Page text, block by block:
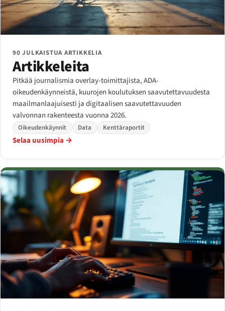
90 JULKAISTUA ARTIKKELIA
Artikkeleita
Pitkää journalismia overlay-toimittajista, ADA-
oikeudenkäynneistä, kuurojen koulutuksen saavutettavuudesta
maailmanlaajuisesti ja digitaalisen saavutettavuuden
valvonnan rakenteesta vuonna 2026.
Oikeudenkäynnit Data Kenttäraportit
Selaa uusimpia →